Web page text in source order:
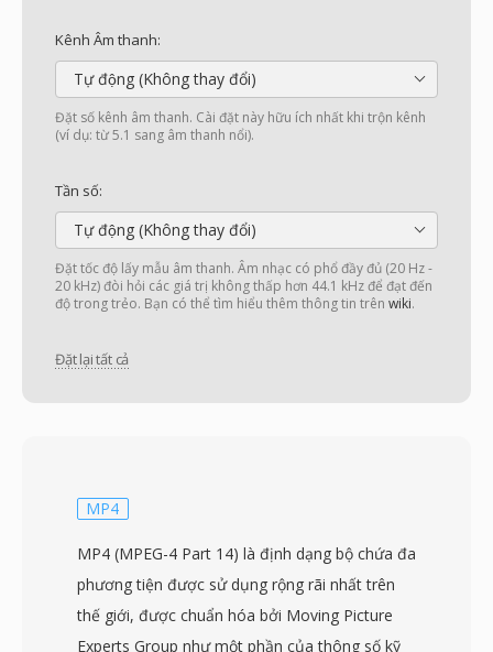
Kênh Âm thanh:
Tự động (Không thay đổi)
Đặt số kênh âm thanh. Cài đặt này hữu ích nhất khi trộn kênh
(ví dụ: từ 5.1 sang âm thanh nổi).
Tần số:
Tự động (Không thay đổi)
Đặt tốc độ lấy mẫu âm thanh. Âm nhạc có phổ đầy đủ (20 Hz -
20 kHz) đòi hỏi các giá trị không thấp hơn 44.1 kHz để đạt đến
độ trong trẻo. Bạn có thể tìm hiểu thêm thông tin trên wiki.
Đặt lại tất cả
MP4
MP4 (MPEG-4 Part 14) là định dạng bộ chứa đa
phương tiện được sử dụng rộng rãi nhất trên
thế giới, được chuẩn hóa bởi Moving Picture
Experts Group như một phần của thông số kỹ